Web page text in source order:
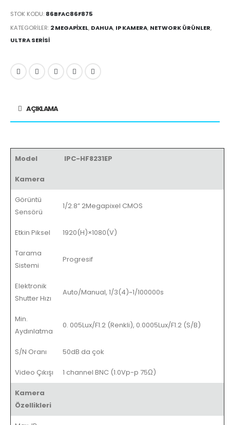
STOK KODU: 86BFAC86F875
KATEGORILER: 2 MEGAPIXEL, DAHUA, IP KAMERA, NETWORK ÜRÜNLER,
ULTRA SERISI
AÇIKLAMA
Model IPC-HF8231EP
Kamera
Görüntü
Sensörü
1/2.8” 2Megapixel CMOS
Etkin Piksel 1920(H)×1080(V)
Tarama
Sistemi
Progresif
Elektronik
Shutter Hızı
Auto/Manual, 1/3(4)~1/100000s
Min.
Aydınlatma
0. 005Lux/F1.2 (Renkli), 0.0005Lux/F1.2 (S/B)
S/N Oranı 50dB da çok
Video Çıkışı 1 channel BNC (1.0Vp-p 75Ω)
Kamera
Özellikleri